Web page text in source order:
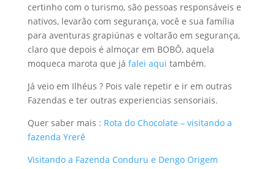
certinho com o turismo, são pessoas responsáveis e
nativos, levarão com segurança, você e sua família
para aventuras grapiúnas e voltarão em segurança,
claro que depois é almoçar em BOBÔ, aquela
moqueca marota que já falei aqui também.
Já veio em Ilhéus ? Pois vale repetir e ir em outras
Fazendas e ter outras experiencias sensoriais.
Quer saber mais : Rota do Chocolate – visitando a
fazenda Yrerê
Visitando a Fazenda Conduru e Dengo Origem